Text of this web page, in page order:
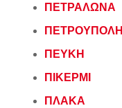
ΠΕΤΡΑΛΩΝΑ
ΠΕΤΡΟΥΠΟΛΗ
ΠΕΥΚΗ
ΠΙΚΕΡΜΙ
ΠΛΑΚΑ